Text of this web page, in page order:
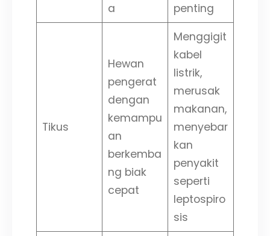
a
penting
Tikus
Hewan
pengerat
dengan
kemampu
an
berkemba
ng biak
cepat
Menggigit
kabel
listrik,
merusak
makanan,
menyebar
kan
penyakit
seperti
leptospiro
sis